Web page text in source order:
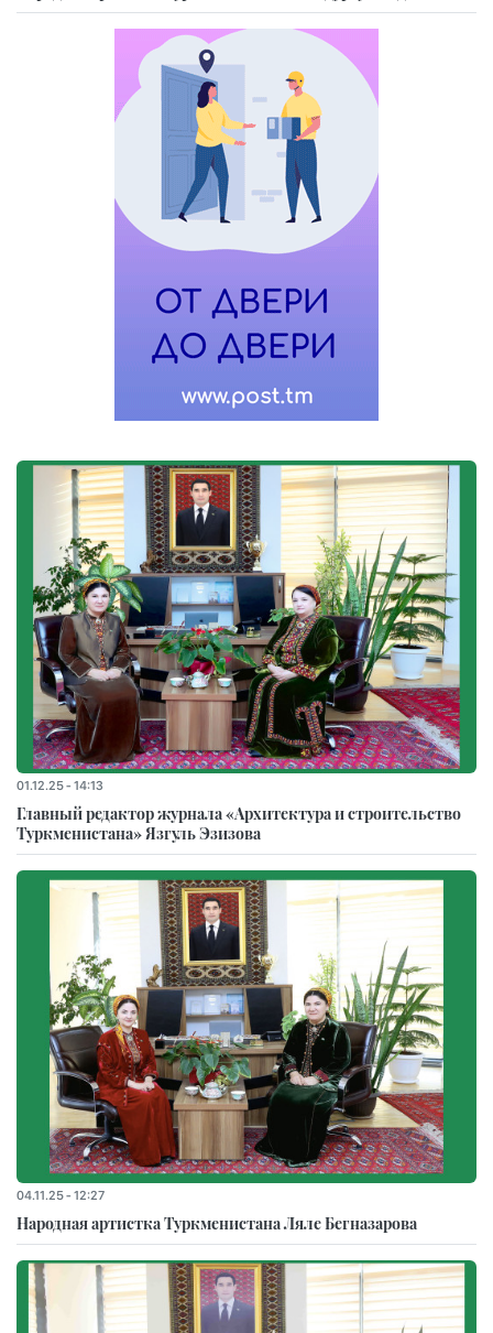
01.12.25 - 14:13
Главный редактор журнала «Архитектура и строительство
Туркменистана» Язгуль Эзизова
04.11.25 - 12:27
Народная артистка Туркменистана Ляле Бегназарова